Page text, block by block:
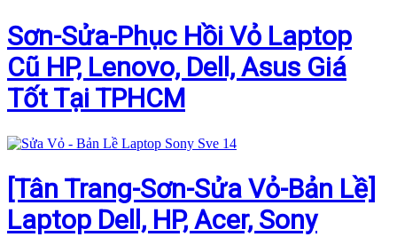
Sơn-Sửa-Phục Hồi Vỏ Laptop
Cũ HP, Lenovo, Dell, Asus Giá
Tốt Tại TPHCM
[Tân Trang-Sơn-Sửa Vỏ-Bản Lề]
Laptop Dell, HP, Acer, Sony